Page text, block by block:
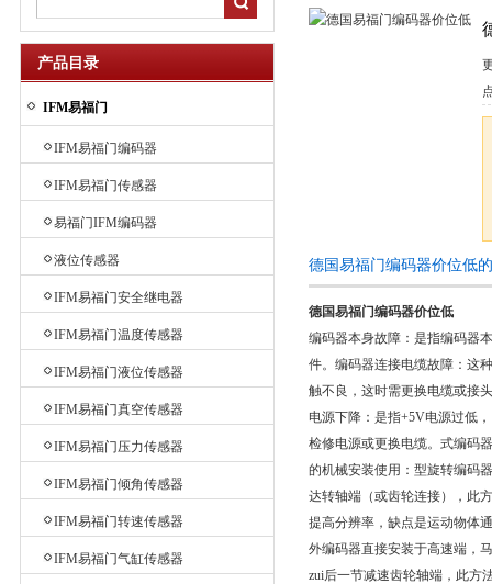
产品目录
IFM易福门
IFM易福门编码器
IFM易福门传感器
易福门IFM编码器
液位传感器
IFM易福门安全继电器
IFM易福门温度传感器
IFM易福门液位传感器
IFM易福门真空传感器
IFM易福门压力传感器
IFM易福门倾角传感器
IFM易福门转速传感器
IFM易福门气缸传感器
德国易福门编码器价位低
德国易福门编码器价位低
编码器本身故障：是指编码器
件。编码器连接电缆故障：这
触不良，这时需更换电缆或接
电源下降：是指+5V电源过低
检修电源或更换电缆。式编码
的机械安装使用：型旋转编码
达转轴端（或齿轮连接），此
提高分辨率，缺点是运动物体
外编码器直接安装于高速端，
zui后一节减速齿轮轴端，此方